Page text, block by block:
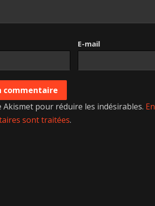
E-mail
Akismet pour réduire les indésirables.
sont traitées.